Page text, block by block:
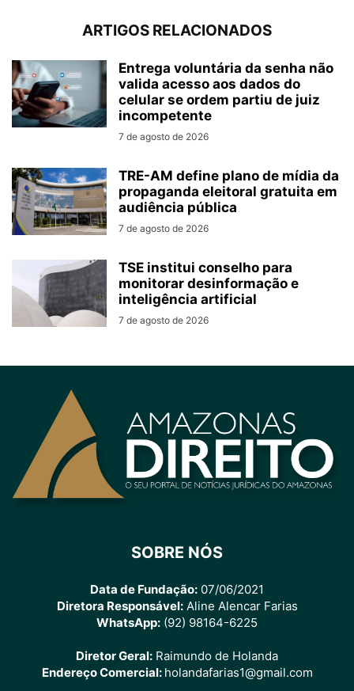
ARTIGOS RELACIONADOS
Entrega voluntária da senha não
valida acesso aos dados do
celular se ordem partiu de juiz
incompetente
7 de agosto de 2026
TRE-AM define plano de mídia da
propaganda eleitoral gratuita em
audiência pública
7 de agosto de 2026
TSE institui conselho para
monitorar desinformação e
inteligência artificial
7 de agosto de 2026
SOBRE NÓS
Data de Fundação: 07/06/2021
Diretora Responsável:Aline Alencar Farias
WhatsApp: (92) 98164-6225
Diretor Geral: Raimundo de Holanda
Endereço Comercial: holandafarias1@gmail.com